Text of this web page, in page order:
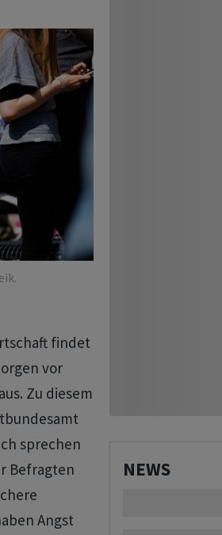
findet
vor
Zu diesem
sprechen
Befragten
Angst
NEWS